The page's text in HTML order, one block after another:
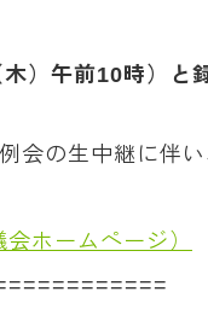
）午前10時）と
会の生中継に伴
ホームページ）